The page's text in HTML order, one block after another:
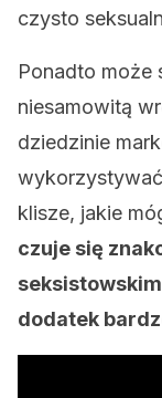
czysto
Ponadto może
niesamowitą
dziedzinie
klisze, jakie
czuje się
dodatek